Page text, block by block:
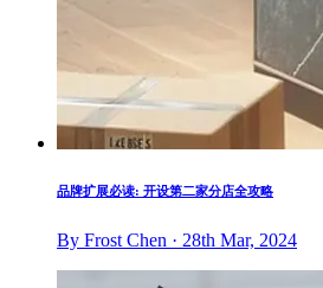
品牌扩展必读: 开设第二家分店全攻略
By Frost Chen · 28th Mar, 2024